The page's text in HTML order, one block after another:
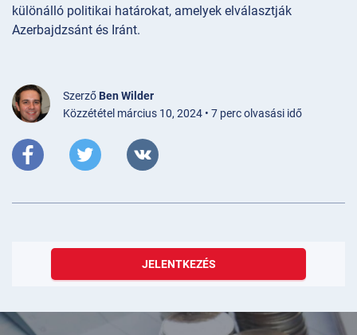
különálló politikai határokat, amelyek elválasztják
Azerbajdzsánt és Iránt.
Szerző Ben Wilder
Közzététel március 10, 2024 • 7 perc olvasási idő
JELENTKEZÉS